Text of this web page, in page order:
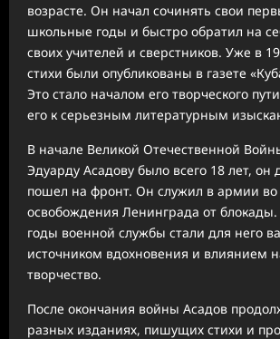
возрасте. Он начал сочинять свои
школьные годы и быстро обратил на
своих учителей и сверстников. Уже в
стихи были опубликованы в газете
Это стало началом его творческого
его к серьезным литературным
В начале Великой Отечественной
Эдуарду Асадову было всего 18 лет, он
пошел на фронт. Он служил в армии
освобождения Ленинграда от
годы военной службы стали для него
источником вдохновения и влиянием
творчество.
После окончания войны Асадов
разных изданиях, пишущих стихи и